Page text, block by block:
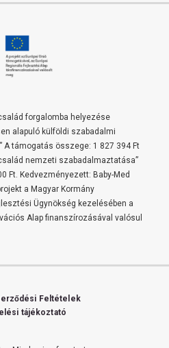
forgalomba helyezése
alapuló külföldi szabadalmi
A támogatás összege: 1 827 394 Ft
nemzeti szabadalmaztatása”
Ft. Kedvezményezett: Baby-Med
a Magyar Kormány
Ügynökség kezelésében a
Alap finanszírozásával valósul
Feltételek
tájékoztató